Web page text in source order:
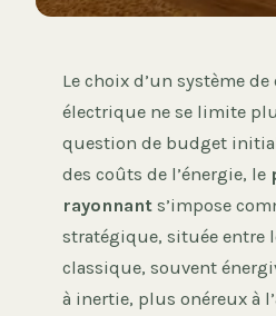
Le choix d’un système
électrique ne se limite
question de budget
des coûts de l’énergie, le
rayonnant s’impose
stratégique, située entre
classique, souvent
à inertie, plus onéreux à